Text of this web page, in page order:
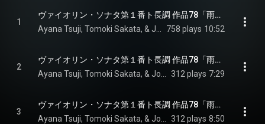
1
ヴァイオリン・ソナタ第１番ト長調 作品78「雨の歌」　第１楽章 ヴィヴァーチェ・マ・ノン・トロッポ - Sonata for Violin and Piano in G Major, Op.78 - I. Vivace ma non troppo
758 plays 10:52
2
ヴァイオリン・ソナタ第１番ト長調 作品78「雨の歌」　第２楽章 アダージョ - Sonata for Violin and Piano in G Major, Op.78 - II. Adagio
312 plays 7:29
3
ヴァイオリン・ソナタ第１番ト長調 作品78「雨の歌」　第３楽章 アレグロ・モルト・モデラート - Sonata for Violin and Piano in G Major, Op.78 - III. Allegro molto moderato
312 plays 8:50